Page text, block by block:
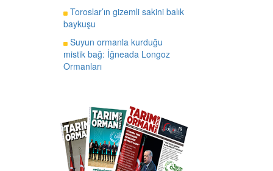
Toroslar’ın gizemli sakini balık
baykuşu
Suyun ormanla kurduğu
mistik bağ: İğneada Longoz
Ormanları